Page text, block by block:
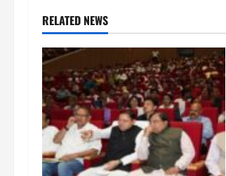
n
a
v
i
g
a
RELATED NEWS